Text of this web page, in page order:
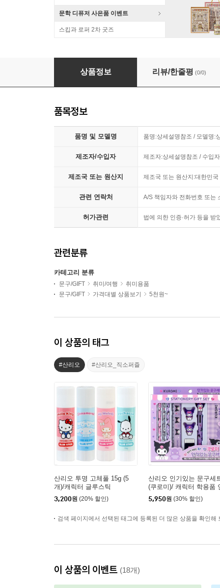
문학 디퓨저 사은품 이벤트
스킵과 로퍼 2차 굿즈
산리오 캐릭터즈 직소퍼즐 150피스 쿠로미
상품정보 리뷰/한줄평 (0/0)
품목정보
품명 및 모델명 품명:상세설명참조 / 모델명:
제조자/수입자 제조자:상세설명참조 / 수입
제조국 또는 원산지 제조국 또는 원산지:대한민국
관련 연락처 A/S 책임자와 전화번호 또는
허가관련 법에 의한 인증·허가 등을
관련분류
카테고리 분류
문구/GIFT 취미/여행
취미용품
문구/GIFT
가격대별 상품보기 5천원~
이 상품의 태그
#산리오 #산리오_직소퍼즐
산리오 투명 고체풀 15g (5
개)/캐릭터 글루스틱
3,200원 (20% 할인)
산리오 인기있는 문구세
(쿠로미)/ 캐릭터 학용품
필 볼펜 필통 패키지
5,950원 (30% 할인)
검색 페이지에서 선택된 태그에 등록된 더 많은 상품을 확인해
이 상품의 이벤트 (18개)